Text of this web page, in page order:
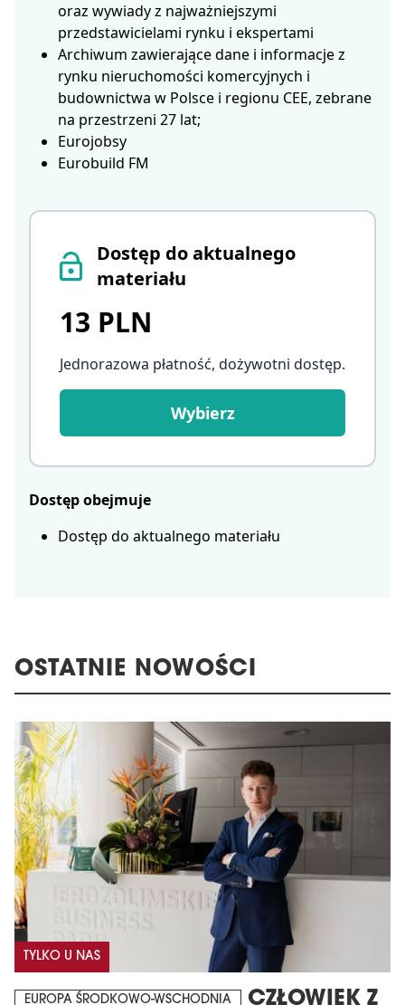
Dostęp do aktualnego
materiału
13 PLN
Jednorazowa płatność, dożywotni dostęp.
Wybierz
Dostęp obejmuje
Dostęp do aktualnego materiału
oraz wywiady z najważniejszymi
przedstawicielami rynku i ekspertami
Archiwum zawierające dane i informacje z
rynku nieruchomości komercyjnych i
budownictwa w Polsce i regionu CEE, zebrane
na przestrzeni 27 lat;
Eurojobsy
Eurobuild FM
OSTATNIE NOWOŚCI
TYLKO U NAS
EUROPA ŚRODKOWO-WSCHODNIA CZŁOWIEK Z